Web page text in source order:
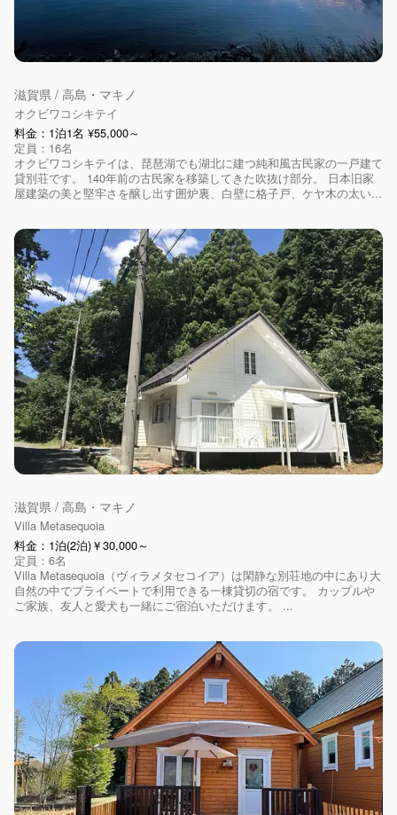
滋賀県 / 高島・マキノ
オクビワコシキテイ
料金：1泊1名 ¥55,000～
定員：16名
オクビワコシキテイは、琵琶湖でも湖北に建つ純和風古民家の一戸建て
貸別荘です。 140年前の古民家を移築してきた吹抜け部分。 日本旧家
屋建築の美と堅牢さを醸し出す囲炉裏、白壁に格子戸、ケヤ木の太い...
滋賀県 / 高島・マキノ
Villa Metasequoia
料金：1泊(2泊)￥30,000～
定員：6名
Villa Metasequoia（ヴィラメタセコイア）は閑静な別荘地の中にあり大
自然の中でプライベートで利用できる一棟貸切の宿です。 カップルや
ご家族、友人と愛犬も一緒にご宿泊いただけます。 ...